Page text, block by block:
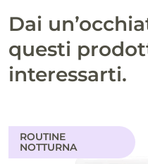
Dai
questi
interessarti.
ROUTINE
NOTTURNA